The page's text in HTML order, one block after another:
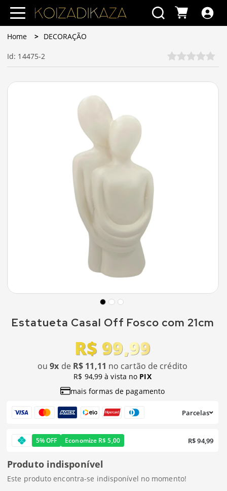
Home DECORAÇÃO
Id: 14475-2
Estatueta Casal Off Fosco com 21cm
R$ 99,99
ou9x de R$ 11,11 no cartão de crédito
R$ 94,99 à vista no PIX
mais formas de pagamento
Parcelas
5% OFF Economize R$ 5,00 R$ 94,99
Produto indisponível
Este produto encontra-se indisponível no momento!